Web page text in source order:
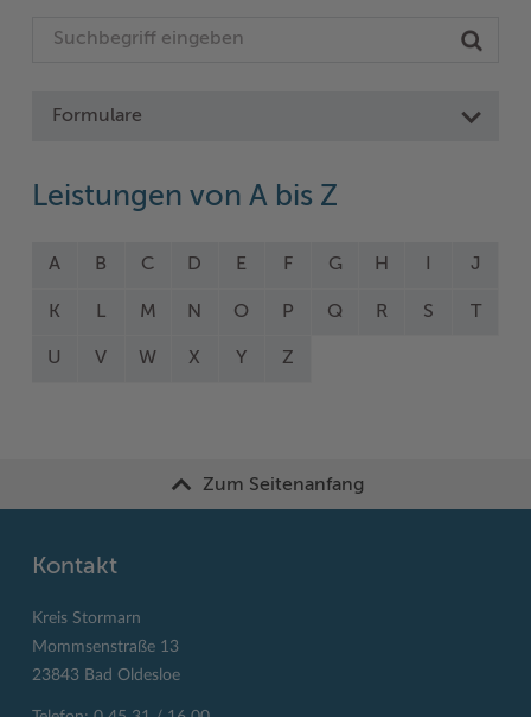
Formulare
Leistungen von A bis Z
A B C D E F G H J
K L M N O P Q R S T
U V W X Y Z
Zum Seitenanfang
Kontakt
Kreis Stormarn
Mommsenstraße 13
23843 Bad Oldesloe